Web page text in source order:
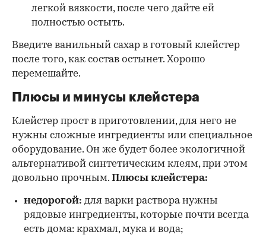
легкой вязкости, после чего дайте ей
полностью остыть.
Введите ванильный сахар в готовый клейстер
после того, как состав остынет. Хорошо
перемешайте.
Плюсы и минусы клейстера
Клейстер прост в приготовлении, для него не
нужны сложные ингредиенты или специальное
оборудование. Он же будет более экологичной
альтернативой синтетическим клеям, при этом
довольно прочным. Плюсы клейстера:
недорогой: для варки раствора нужны
рядовые ингредиенты, которые почти всегда
есть дома: крахмал, мука и вода;